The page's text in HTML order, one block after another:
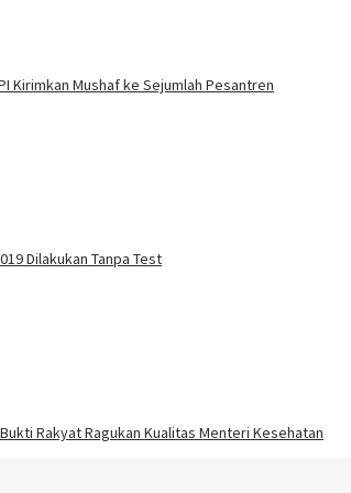
Kirimkan Mushaf ke Sejumlah Pesantren
Dilakukan Tanpa Test
Rakyat Ragukan Kualitas Menteri Kesehatan